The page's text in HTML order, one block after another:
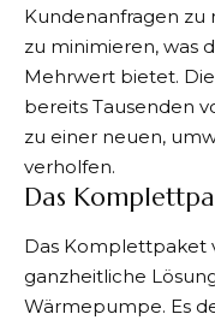
Kundenanfragen zu
zu minimieren, was
Mehrwert bietet. Die
bereits Tausenden
zu einer neuen,
verholfen.
Das
Das Komplettpaket
ganzheitliche
Wärmepumpe. Es